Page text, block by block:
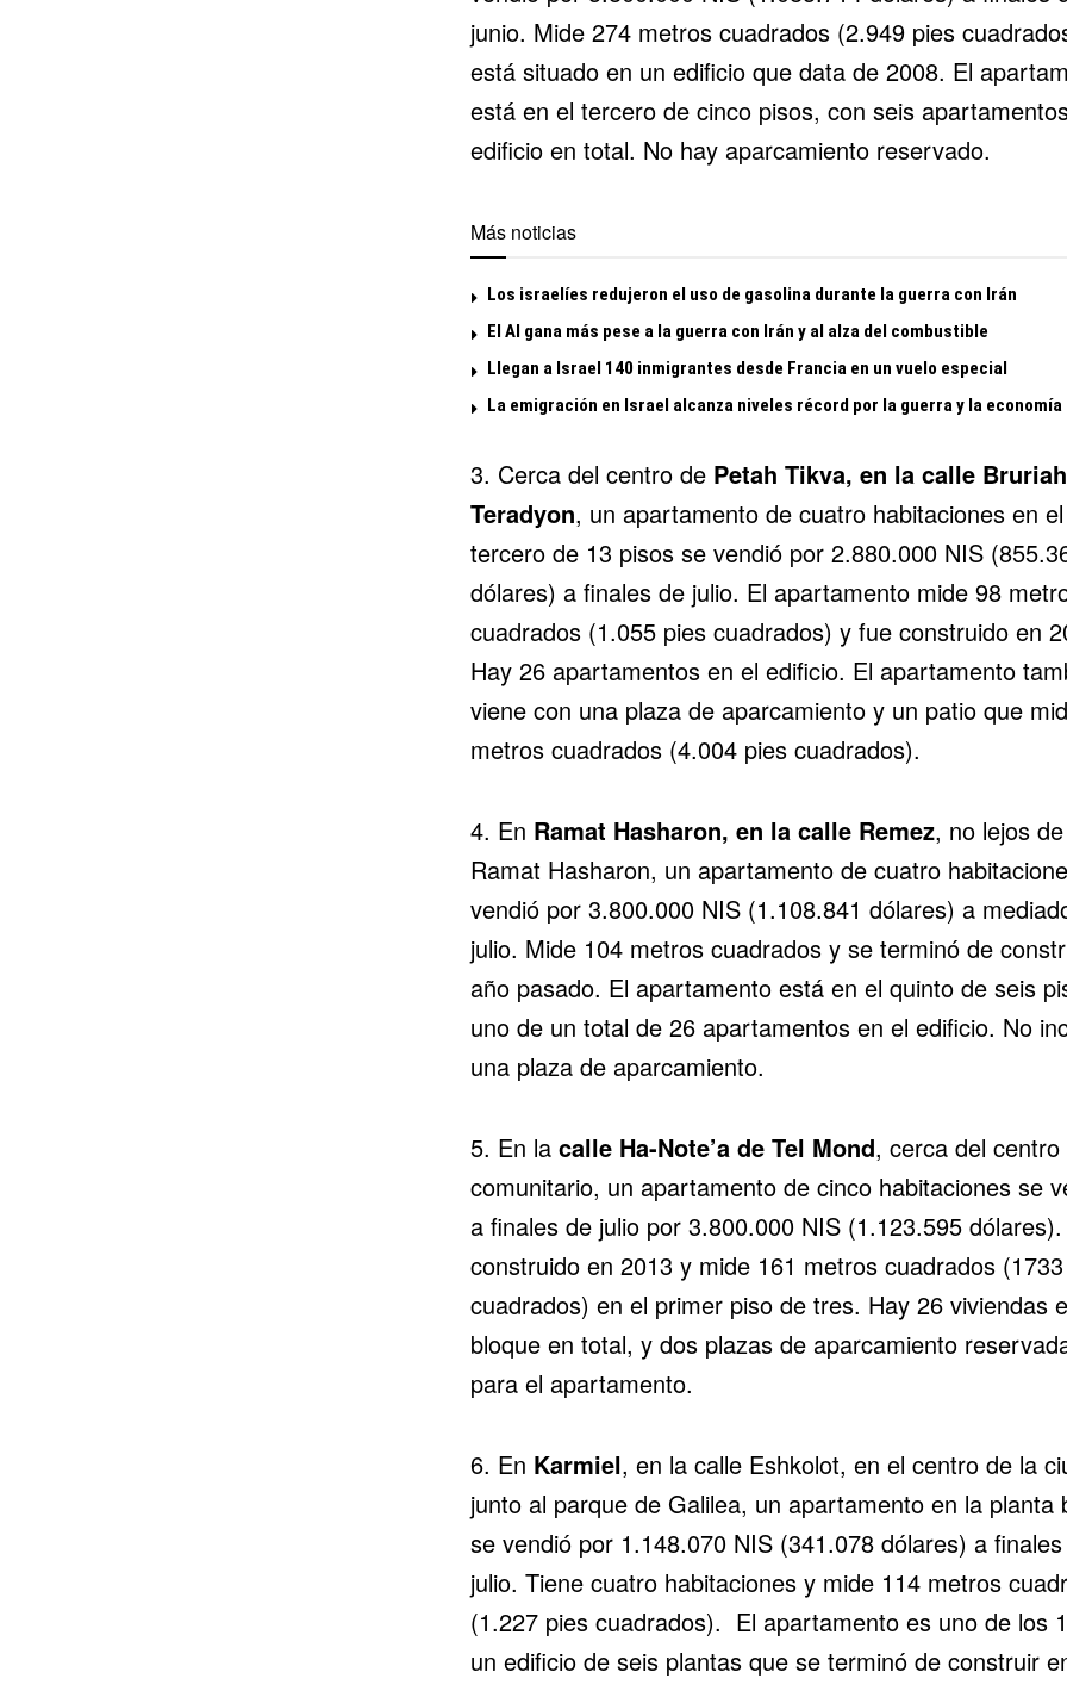
junio. Mide 274 metros cuadrados (2.949 pies
está situado en un edificio que data de 2008. El
está en el tercero de cinco pisos, con seis
edificio en total. No hay aparcamiento reservado.
Más noticias
Los israelíes redujeron el uso de gasolina durante la guerra con Irán
El Al gana más pese a la guerra con Irán y al alza del combustible
Llegan a Israel 140 inmigrantes desde Francia en un vuelo especial
La emigración en Israel alcanza niveles récord por la guerra y la economía
3. Cerca del centro de Petah Tikva, en la calle
Teradyon, un apartamento de cuatro habitaciones en el
tercero de 13 pisos se vendió por 2.880.000 NIS
dólares) a finales de julio. El apartamento mide 98
cuadrados (1.055 pies cuadrados) y fue construido en
Hay 26 apartamentos en el edificio. El apartamento
viene con una plaza de aparcamiento y un patio que
metros cuadrados (4.004 pies cuadrados).
4. En Ramat Hasharon, en la calle Remez, no lejos
Ramat Hasharon, un apartamento de cuatro
vendió por 3.800.000 NIS (1.108.841 dólares) a
julio. Mide 104 metros cuadrados y se terminó de
año pasado. El apartamento está en el quinto de seis
uno de un total de 26 apartamentos en el edificio. No
una plaza de aparcamiento.
5. En la calle Ha-Note’a de Tel Mond, cerca del centro
comunitario, un apartamento de cinco habitaciones se
a finales de julio por 3.800.000 NIS (1.123.595
construido en 2013 y mide 161 metros cuadrados
cuadrados) en el primer piso de tres. Hay 26 viviendas
bloque en total, y dos plazas de aparcamiento
para el apartamento.
6. En Karmiel, en la calle Eshkolot, en el centro de la
junto al parque de Galilea, un apartamento en la planta
se vendió por 1.148.070 NIS (341.078 dólares) a
julio. Tiene cuatro habitaciones y mide 114 metros
(1.227 pies cuadrados). El apartamento es uno de los
un edificio de seis plantas que se terminó de construir